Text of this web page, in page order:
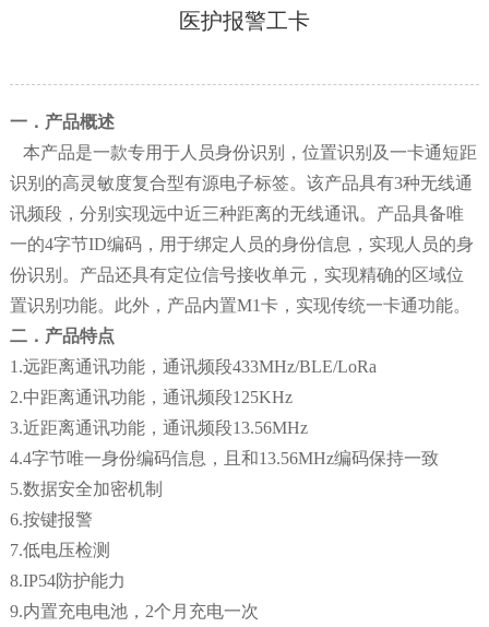
医护报警工卡
一．产品概述
本产品是一款专用于人员身份识别，位置识别及一卡通短距
识别的高灵敏度复合型有源电子标签。该产品具有3种无线通
讯频段，分别实现远中近三种距离的无线通讯。产品具备唯
一的4字节ID编码，用于绑定人员的身份信息，实现人员的身
份识别。产品还具有定位信号接收单元，实现精确的区域位
置识别功能。此外，产品内置M1卡，实现传统一卡通功能。
二．产品特点
1.远距离通讯功能，通讯频段433MHz/BLE/LoRa
2.中距离通讯功能，通讯频段125KHz
3.近距离通讯功能，通讯频段13.56MHz
4.4字节唯一身份编码信息，且和13.56MHz编码保持一致
5.数据安全加密机制
6.按键报警
7.低电压检测
8.IP54防护能力
9.内置充电电池， 2个月充电一次